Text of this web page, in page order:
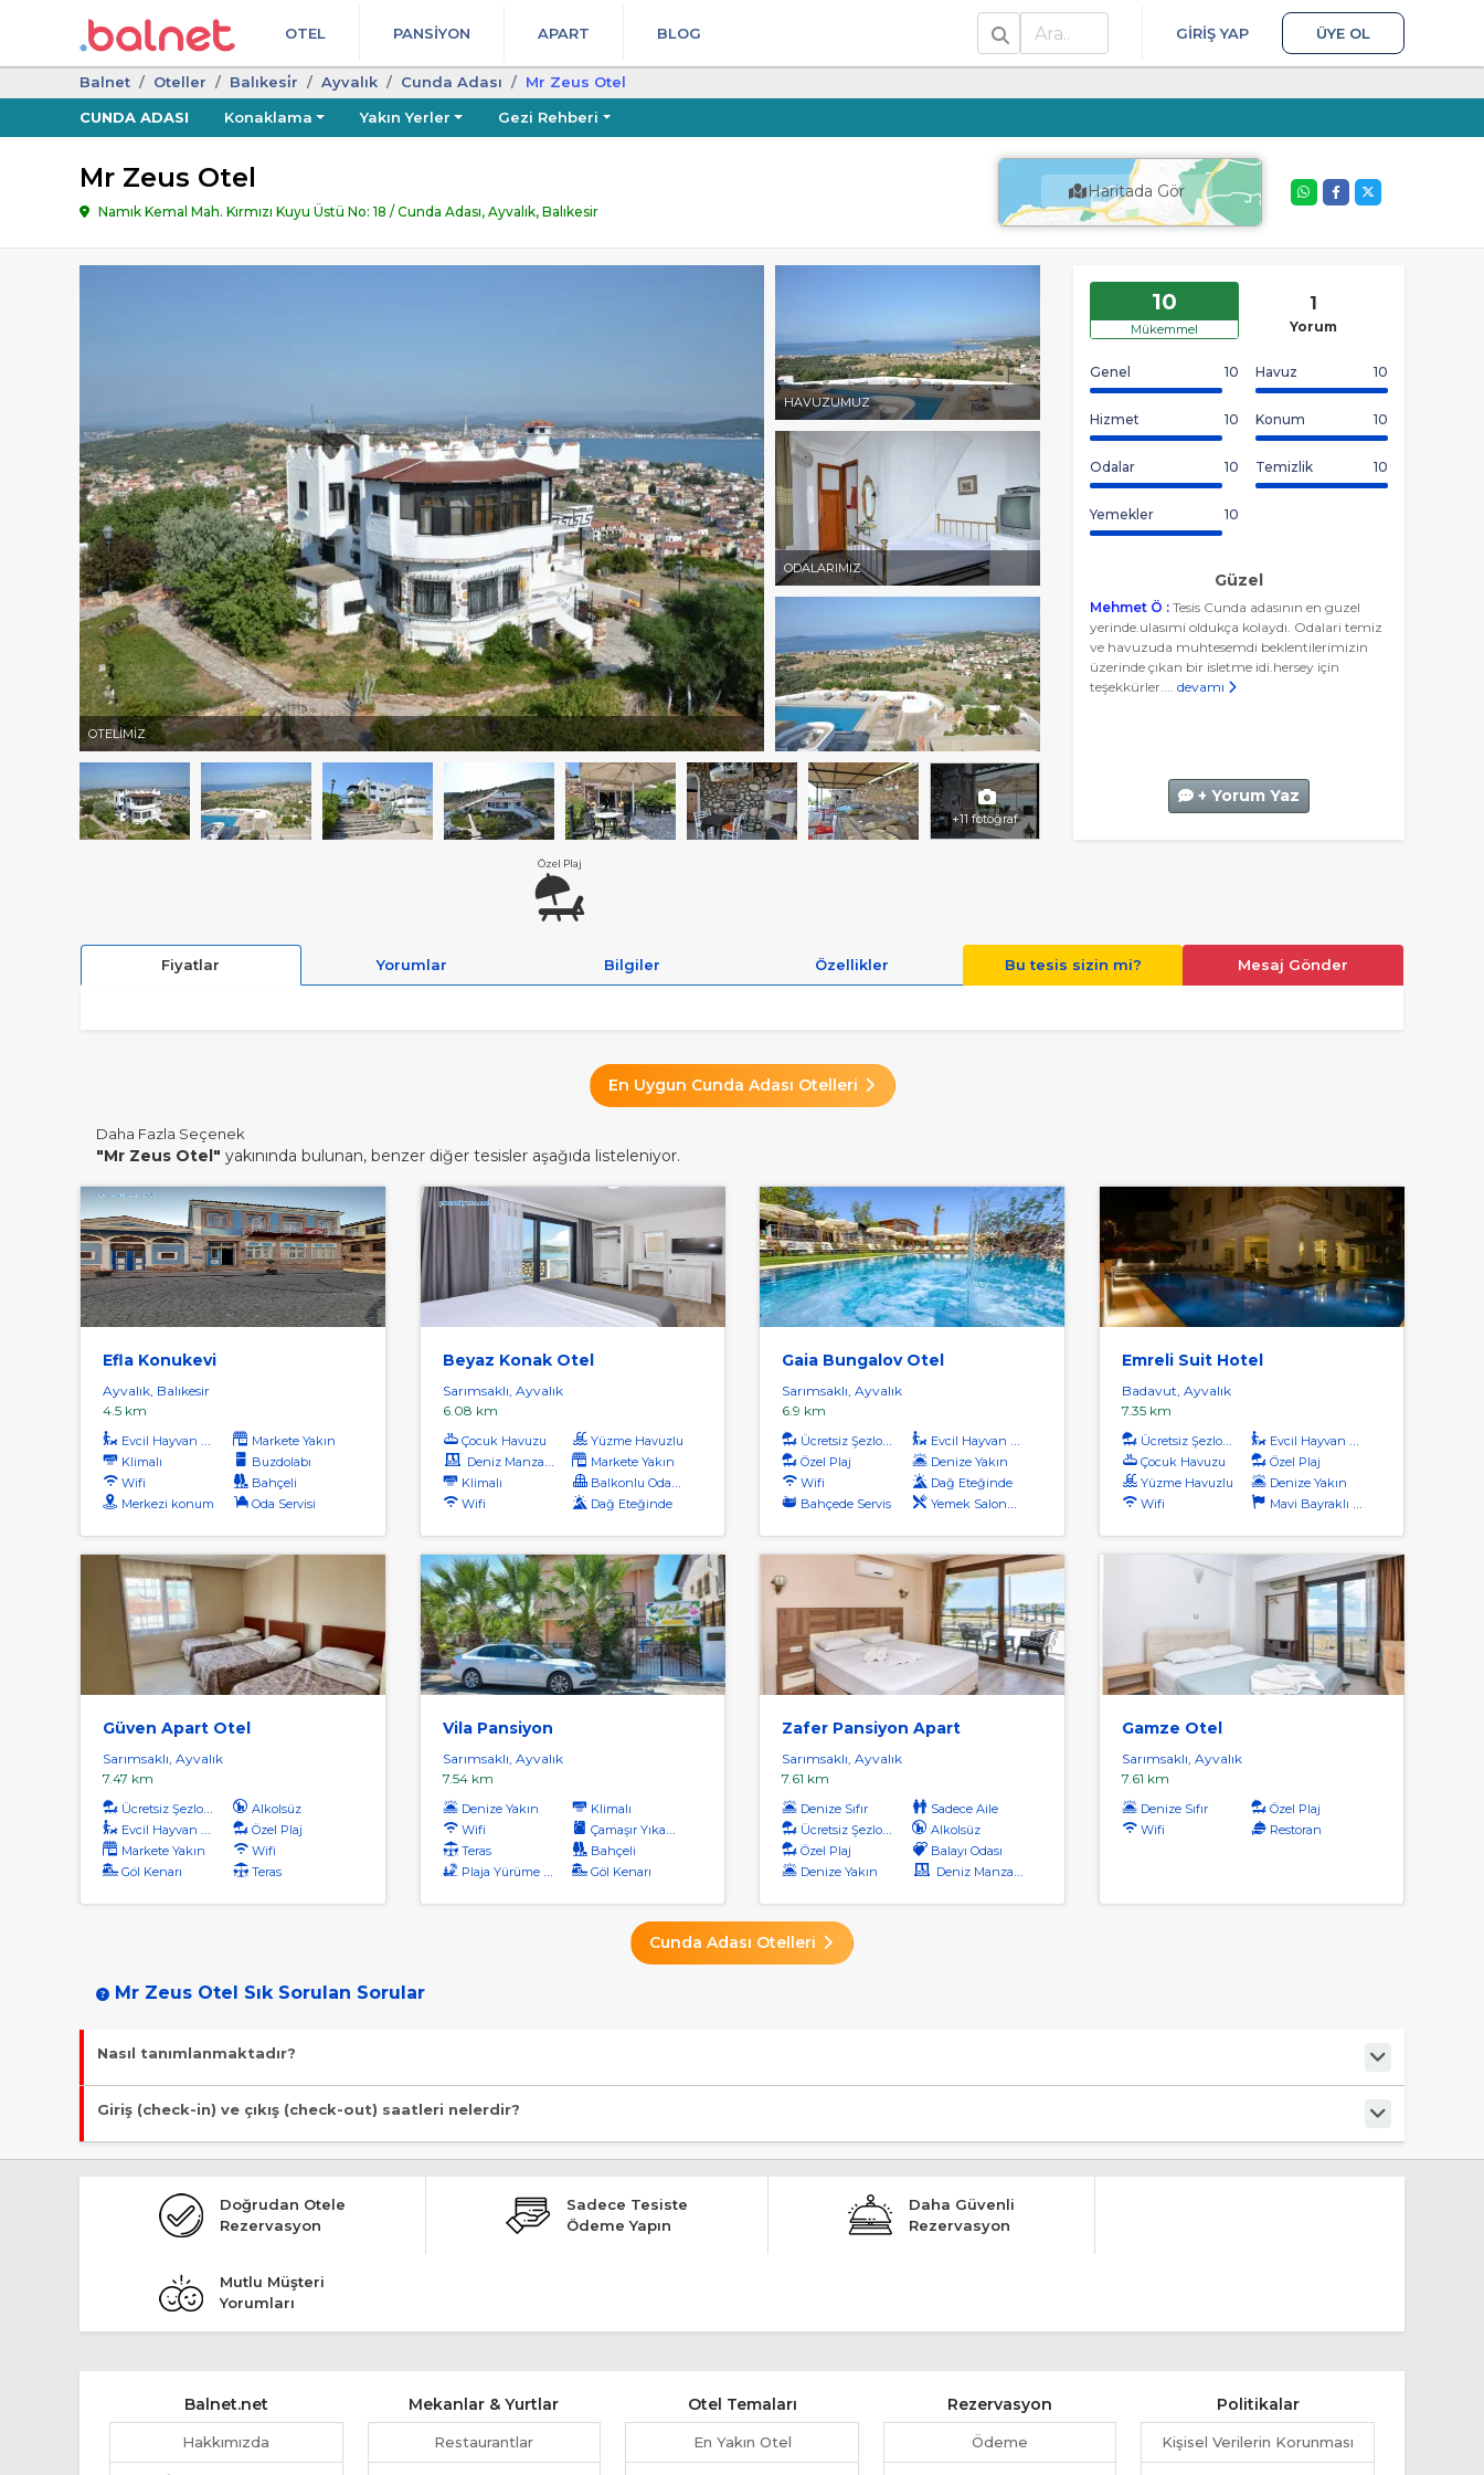
OTEL PANSIYON APART BLOG
Ara
GIRIŞ YAP ÜYE OL
Balnet Oteller Balıkesi̇r Ayvalık Cunda Adası
Mr Zeus Otel
CUNDA ADASI
Konaklama Yakın Yerler Gezi Rehberi
Mr Zeus Otel
Namık Kemal Mah. Kırmızı Kuyu Üstü No: 18 / Cunda Adası, Ayvalık, Balıkesir
Haritada Gör
OTELİMİZ
HAVUZUMUZ
ODALARIMIZ
+11 fotoğraf
10
Mükemmel
1
Yorum
Genel 10 Havuz 10
Hizmet 10 Konum 10
Odalar 10 Temizlik 10
Yemekler 10
Güzel
Mehmet Ö : Tesis Cunda adasının en guzel
yerinde.ulasımi oldukça kolaydı. Odalari temiz
ve havuzuda muhtesemdi beklentilerimizin
üzerinde çıkan bir isletme idi.hersey için
teşekkürler.... devamı
+ Yorum Yaz
Özel Plaj
Fiyatlar Yorumlar Bilgiler Özellikler Bu tesis sizin mi? Mesaj Gönder
En Uygun Cunda Adası Otelleri
Daha Fazla Seçenek
"Mr Zeus Otel" yakınında bulunan, benzer diğer tesisler aşağıda listeleniyor.
Efla Konukevi
Ayvalık, Balıkesir
4.5 km
Evcil Hayvan Kabul
Markete Yakın
Klimalı
Buzdolabı
Wifi
Bahçeli
Merkezi konum
Oda Servisi
Beyaz Konak Otel
Sarımsaklı, Ayvalık
6.08 km
Çocuk Havuzu
Yüzme Havuzlu
Deniz Manzaralı
Markete Yakın
Klimalı
Balkonlu Odalar
Wifi
Dağ Eteğinde
Gaia Bungalov Otel
Sarımsaklı, Ayvalık
6.9 km
Ücretsiz Şezlong
Evcil Hayvan Kabul
Özel Plaj
Denize Yakın
Wifi
Dağ Eteğinde
Bahçede Servis
Yemek Salonunda Servis
Emreli Suit Hotel
Badavut, Ayvalık
7.35 km
Ücretsiz Şezlong
Evcil Hayvan Kabul
Çocuk Havuzu
Özel Plaj
Yüzme Havuzlu
Denize Yakın
Wifi
Mavi Bayraklı Plaj
Güven Apart Otel
Sarımsaklı, Ayvalık
7.47 km
Ücretsiz Şezlong
Alkolsüz
Evcil Hayvan Kabul
Özel Plaj
Markete Yakın
Wifi
Göl Kenarı
Teras
Vila Pansiyon
Sarımsaklı, Ayvalık
7.54 km
Denize Yakın
Klimalı
Wifi
Çamaşır Yıkama
Teras
Bahçeli
Plaja Yürüme Mesafesi
Göl Kenarı
Zafer Pansiyon Apart
Sarımsaklı, Ayvalık
7.61 km
Denize Sıfır
Sadece Aile
Ücretsiz Şezlong
Alkolsüz
Özel Plaj
Balayı Odası
Denize Yakın
Deniz Manzaralı
Gamze Otel
Sarımsaklı, Ayvalık
7.61 km
Denize Sıfır
Özel Plaj
Wifi
Restoran
Cunda Adası Otelleri
Mr Zeus Otel Sık Sorulan Sorular
Nasıl tanımlanmaktadır?
Tesis Otel statüsündedir. Öne çıkan özellikleri "Özel Plaj" şeklindedir.
Giriş (check-in) ve çıkış (check-out) saatleri nelerdir?
Giriş en erken 13:00, çıkış en geç 11:00 saatindedir.
Doğrudan Otele
Rezervasyon
Sadece Tesiste
Ödeme Yapın
Daha Güvenli
Rezervasyon
Mutlu Müşteri
Yorumları
Balnet.net
Hakkımızda
Mekanlar & Yurtlar
Restaurantlar
Otel Temaları
En Yakın Otel
Rezervasyon
Ödeme
Politikalar
Kişisel Verilerin Korunması